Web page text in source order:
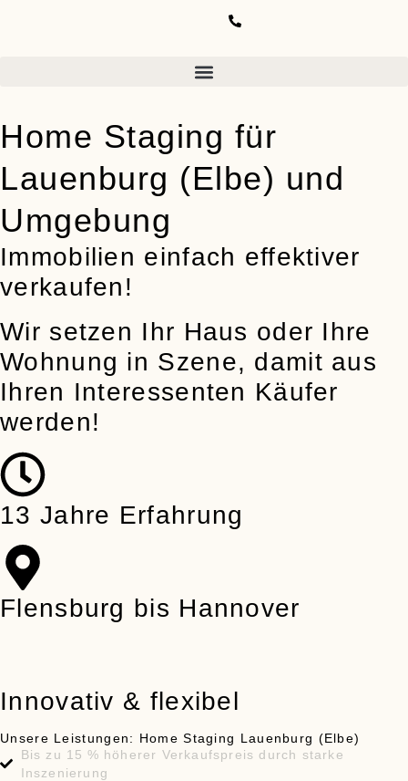
Home Staging für
Lauenburg (Elbe) und
Umgebung
Immobilien einfach effektiver
verkaufen!
Wir setzen Ihr Haus oder Ihre
Wohnung in Szene, damit aus
Ihren Interessenten Käufer
werden!
13 Jahre Erfahrung
Flensburg bis Hannover
Innovativ & flexibel
Unsere Leistungen: Home Staging Lauenburg (Elbe)
Bis zu 15 % höherer Verkaufspreis durch starke
Inszenierung